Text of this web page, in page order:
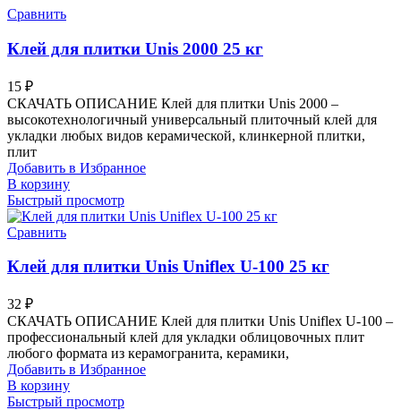
Сравнить
Клей для плитки Unis 2000 25 кг
15 ₽
СКАЧАТЬ ОПИСАНИЕ Клей для плитки Unis 2000 –
высокотехнологичный универсальный плиточный клей для
укладки любых видов керамической, клинкерной плитки,
плит
Добавить в Избранное
В корзину
Быстрый просмотр
Сравнить
Клей для плитки Unis Uniflex U-100 25 кг
32 ₽
СКАЧАТЬ ОПИСАНИЕ Клей для плитки Unis Uniflex U-100 –
профессиональный клей для укладки облицовочных плит
любого формата из керамогранита, керамики,
Добавить в Избранное
В корзину
Быстрый просмотр